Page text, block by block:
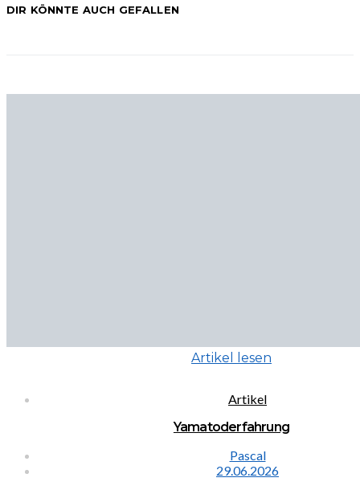
DIR KÖNNTE AUCH GEFALLEN
Artikel lesen
Artikel
Yamatoderfahrung
Pascal
29.06.2026